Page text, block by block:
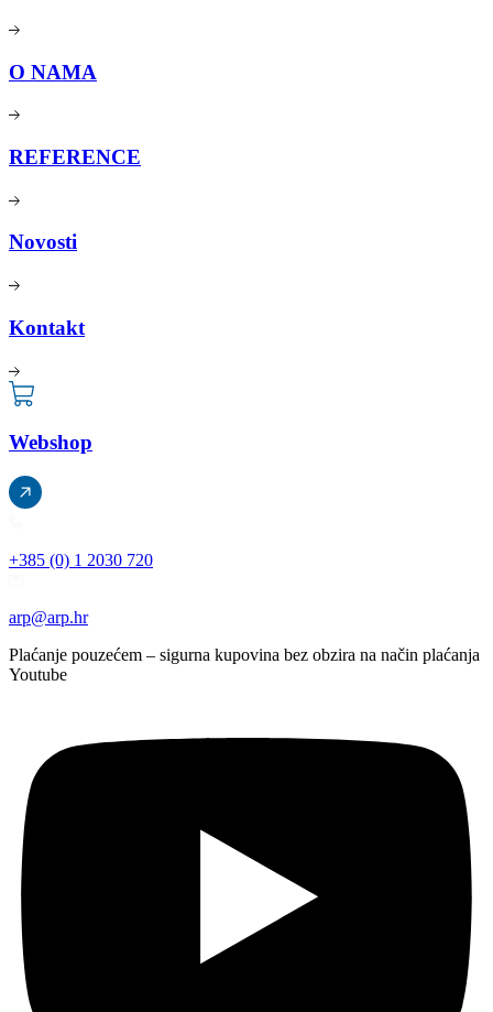
O NAMA
REFERENCE
Novosti
Kontakt
Webshop
+385 (0) 1 2030 720
arp@arp.hr
Plaćanje pouzećem – sigurna kupovina bez obzira na način plaćanja
Youtube